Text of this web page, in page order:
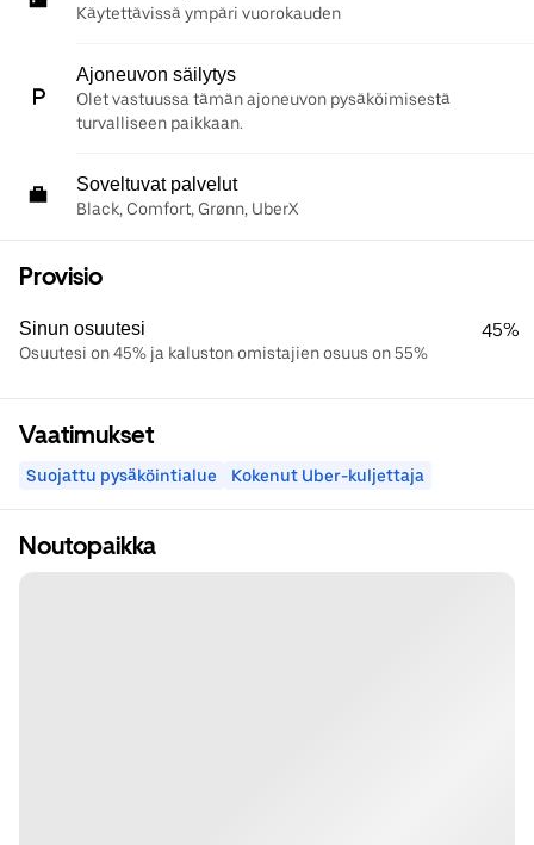
Käytettävissä ympäri vuorokauden
Ajoneuvon säilytys
Olet vastuussa tämän ajoneuvon pysäköimisestä
turvalliseen paikkaan.
Soveltuvat palvelut
Black, Comfort, Grønn, UberX
Provisio
Sinun osuutesi
Osuutesi on 45% ja kaluston omistajien osuus on 55%
45%
Vaatimukset
Suojattu pysäköintialue Kokenut Uber-kuljettaja
Noutopaikka